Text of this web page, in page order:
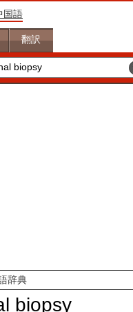
国語
翻訳
辞典
biopsy